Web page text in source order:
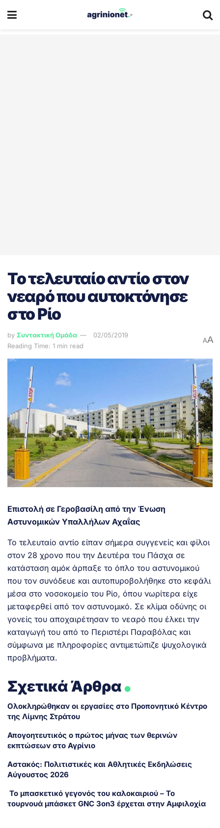
Το τελευταίο αντίο στον
νεαρό που αυτοκτόνησε
στο Ρίο
by Συντακτική Ομάδα
02/05/2019
Reading Time: 1 min read
AA
Επιστολή σε Γεροβασίλη από την Ένωση
Αστυνομικών Υπαλλήλων Αχαΐας
Το τελευταίο αντίο είπαν σήμερα συγγενείς και φίλοι
στον 28 χρονο που την Δευτέρα του Πάσχα σε
κατάσταση αμόκ άρπαξε το όπλο του αστυνομικού
που τον συνόδευε και αυτοπυροβολήθηκε στο κεφάλι
μέσα στο νοσοκομείο του Ρίο, όπου νωρίτερα είχε
μεταφερθεί από τον αστυνομικό. Σε κλίμα οδύνης οι
γονείς του αποχαιρέτησαν το νεαρό που έλκει την
καταγωγή του από το Περιστέρι Παραβόλας και
σύμφωνα με πληροφορίες αντιμετώπιζε ψυχολογικά
προβλήματα.
Σχετικά Άρθρα.
Ολοκληρώθηκαν οι εργασίες στο Προπονητικό Κέντρο
της Λίμνης Στράτου
Απογοητευτικός ο πρώτος μήνας των θερινών
εκπτώσεων στο Αγρίνιο
Αστακός: Πολιτιστικές και Αθλητικές Εκδηλώσεις
Αύγουστος 2026
Το μπασκετικό γεγονός του καλοκαιριού – Το
τουρνουά μπάσκετ GNC 3on3 έρχεται στην Αμφιλοχία